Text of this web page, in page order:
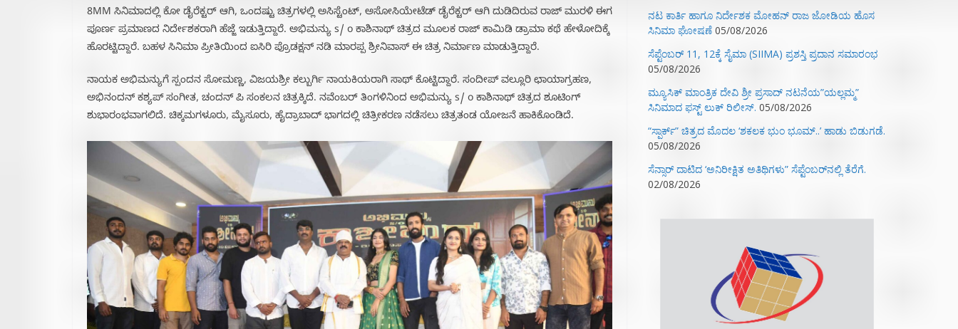
8MM ಸಿನಿಮಾದಲ್ಲಿ ಕೋ ಡೈರೆಕ್ಟರ್ ಆಗಿ, ಒಂದಷ್ಟು ಚಿತ್ರಗಳಲ್ಲಿ ಅಸಿಸ್ಟೆಂಟ್, ಅಸೋಸಿಯೇಟೆಡ್ ಡೈರೆಕ್ಟರ್ ಆಗಿ‌ ದುಡಿದಿರುವ ರಾಜ್ ಮುರಳಿ ಈಗ
ಪೂರ್ಣ ಪ್ರಮಾಣದ ನಿರ್ದೇಶಕರಾಗಿ ಹೆಜ್ಜೆ ಇಡುತ್ತಿದ್ದಾರೆ. ಅಭಿಮನ್ಯು s/ o ಕಾಶಿನಾಥ್ ಚಿತ್ರದ ಮೂಲಕ ರಾಜ್ ಕಾಮಿಡಿ ಡ್ರಾಮಾ ಕಥೆ ಹೇಳೋದಿಕ್ಕೆ
ಹೊರಟ್ಟಿದ್ದಾರೆ. ಬಹಳ ಸಿನಿಮಾ ಪ್ರೀತಿಯಿಂದ ಐಸಿರಿ ಪ್ರೊಡಕ್ಷನ್ ನಡಿ ಮಾರಪ್ಪ ಶ್ರೀನಿವಾಸ್ ಈ ಚಿತ್ರ ನಿರ್ಮಾಣ ಮಾಡುತ್ತಿದ್ದಾರೆ.
ನಾಯಕ ಅಭಿಮನ್ಯುಗೆ ಸ್ಪಂದನ ಸೋಮಣ್ಣ, ವಿಜಯಶ್ರೀ ಕಲ್ಬುರ್ಗಿ ನಾಯಕಿಯರಾಗಿ ಸಾಥ್ ಕೊಟ್ಟಿದ್ದಾರೆ. ಸಂದೀಪ್ ವಲ್ಲೂರಿ ಛಾಯಾಗ್ರಹಣ,
ಅಭಿನಂದನ್ ಕಶ್ಯಪ್ ಸಂಗೀತ, ಚಂದನ್ ಪಿ ಸಂಕಲನ ಚಿತ್ರಕ್ಕಿದೆ. ನವೆಂಬರ್ ತಿಂಗಳಿನಿಂದ ಅಭಿಮನ್ಯು s/ o ಕಾಶಿನಾಥ್ ಚಿತ್ರದ ಶೂಟಿಂಗ್
ಶುಭಾರಂಭವಾಗಲಿದೆ. ಚಿಕ್ಕಮಗಳೂರು, ಮೈಸೂರು, ಹೈದ್ರಾಬಾದ್ ಭಾಗದಲ್ಲಿ ಚಿತ್ರೀಕರಣ ನಡೆಸಲು ಚಿತ್ರತಂಡ ಯೋಜನೆ ಹಾಕಿಕೊಂಡಿದೆ.
ನಟ ಕಾರ್ತಿ ಹಾಗೂ ನಿರ್ದೇಶಕ ಮೋಹನ್ ರಾಜ ಜೋಡಿಯ ಹೊಸ
ಸಿನಿಮಾ ಘೋಷಣೆ 05/08/2026
ಸೆಪ್ಟೆಂಬರ್ 11, 12ಕ್ಕೆ ಸೈಮಾ (SIIMA) ಪ್ರಶಸ್ತಿ ಪ್ರದಾನ ಸಮಾರಂಭ
05/08/2026
ಮ್ಯೂಸಿಕ್‌ ಮಾಂತ್ರಿಕ ದೇವಿ ಶ್ರೀ ಪ್ರಸಾದ್ ನಟನೆಯ”ಯಲ್ಲಮ್ಮ”
ಸಿನಿಮಾದ ಫಸ್ಟ್‌ ಲುಕ್‌ ರಿಲೀಸ್. 05/08/2026
“ಸ್ಪಾರ್ಕ್” ಚಿತ್ರದ ಮೊದಲ‌ ‘ಶಕಲಕ ಭುಂ‌ ಭೂಮ್..’ ಹಾಡು ಬಿಡುಗಡೆ.
05/08/2026
ಸೆನ್ಸಾರ್ ದಾಟಿದ ‘ಅನಿರೀಕ್ಷಿತ ಅತಿಥಿಗಳು” ಸೆಪ್ಟೆಂಬರ್‌ನಲ್ಲಿ ತೆರೆಗೆ.
02/08/2026